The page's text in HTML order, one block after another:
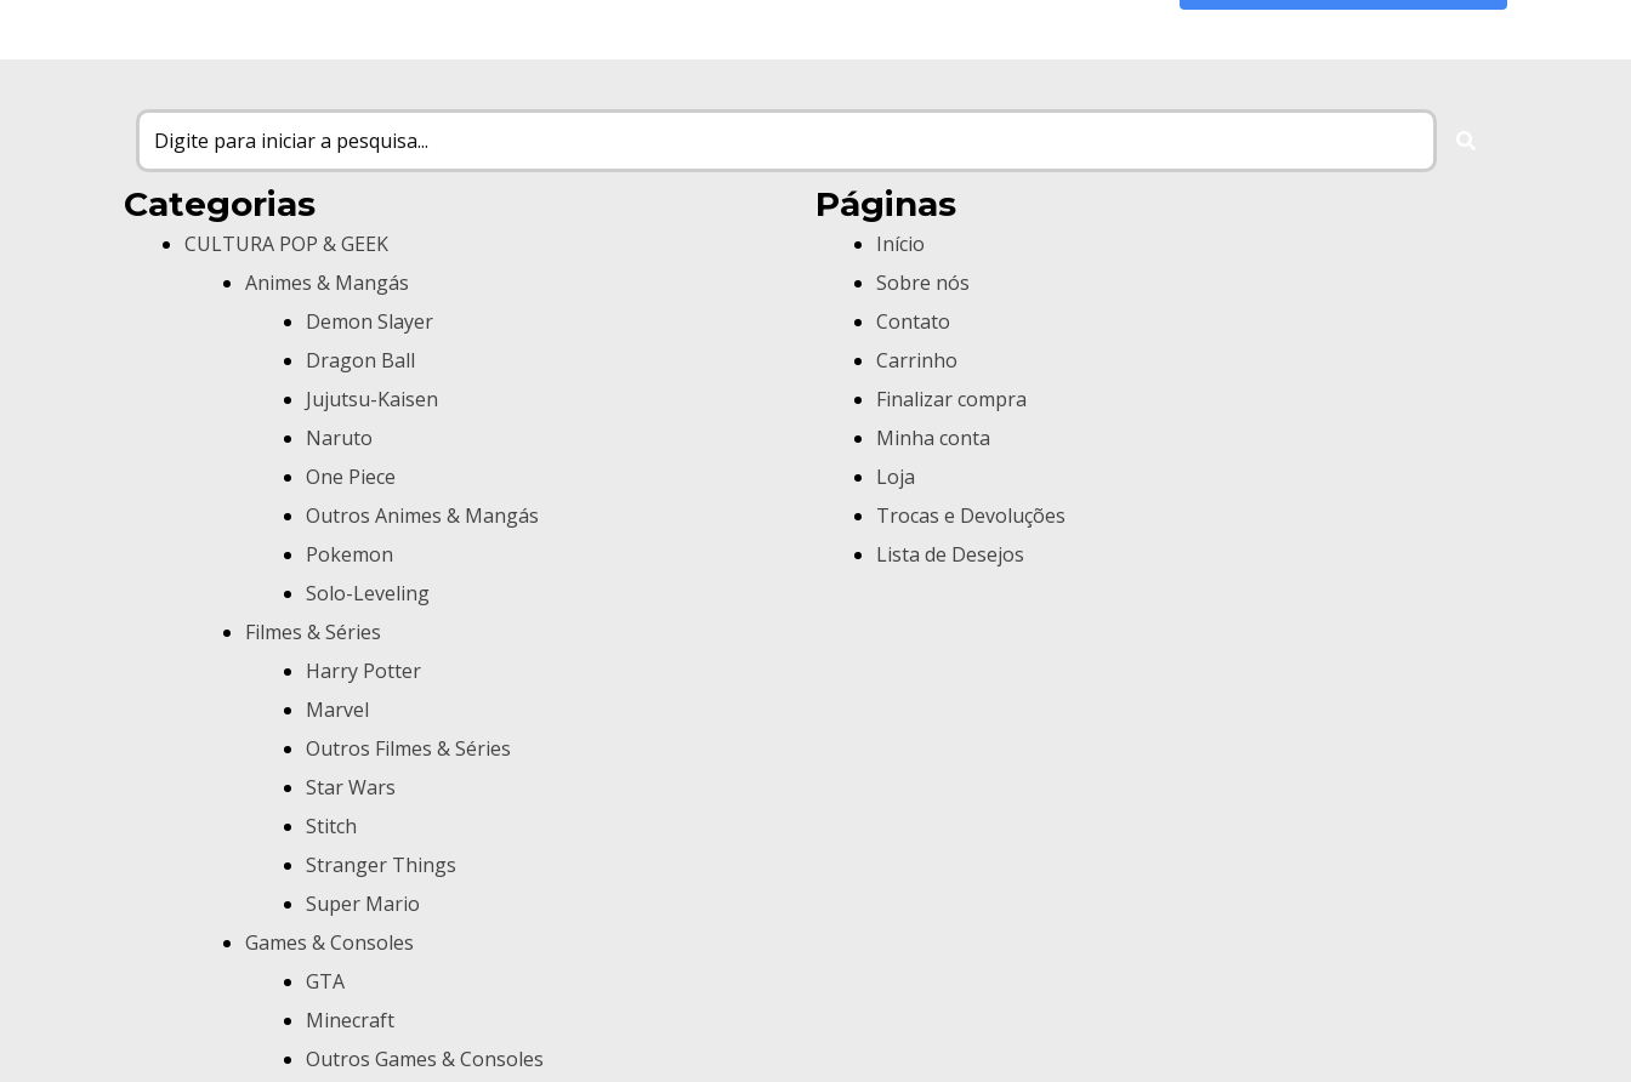
Categorias
CULTURA POP & GEEK
Animes & Mangás
Demon Slayer
Dragon Ball
Jujutsu-Kaisen
Naruto
One Piece
Outros Animes & Mangás
Pokemon
Solo-Leveling
Filmes & Séries
Harry Potter
Marvel
Outros Filmes & Séries
Star Wars
Stitch
Stranger Things
Super Mario
Games & Consoles
GTA
Minecraft
Outros Games & Consoles
Páginas
Início
Sobre nós
Contato
Carrinho
Finalizar compra
Minha conta
Loja
Trocas e Devoluções
Lista de Desejos